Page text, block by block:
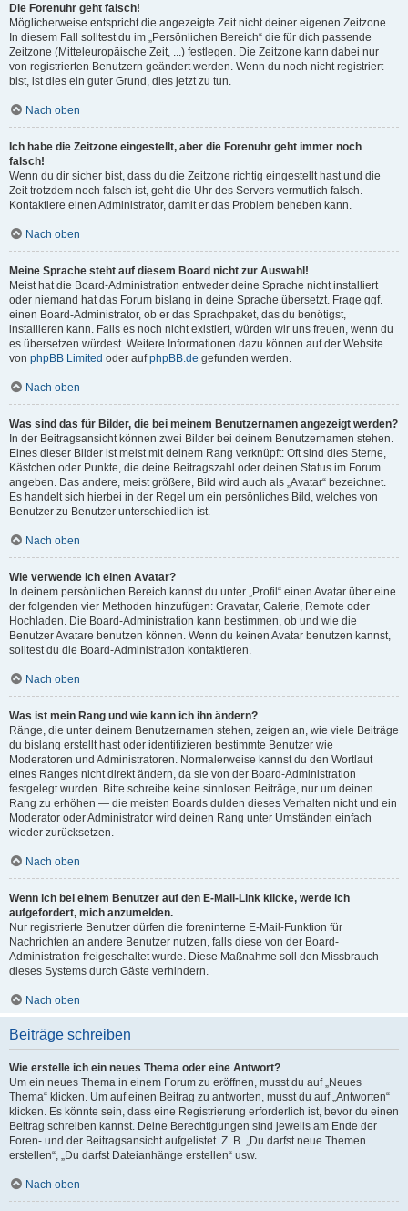
Die Forenuhr geht falsch!
Möglicherweise entspricht die angezeigte Zeit nicht deiner eigenen Zeitzone.
In diesem Fall solltest du im „Persönlichen Bereich“ die für dich passende
Zeitzone (Mitteleuropäische Zeit, ...) festlegen. Die Zeitzone kann dabei nur
von registrierten Benutzern geändert werden. Wenn du noch nicht registriert
bist, ist dies ein guter Grund, dies jetzt zu tun.
Nach oben
Ich habe die Zeitzone eingestellt, aber die Forenuhr geht immer noch
falsch!
Wenn du dir sicher bist, dass du die Zeitzone richtig eingestellt hast und die
Zeit trotzdem noch falsch ist, geht die Uhr des Servers vermutlich falsch.
Kontaktiere einen Administrator, damit er das Problem beheben kann.
Nach oben
Meine Sprache steht auf diesem Board nicht zur Auswahl!
Meist hat die Board-Administration entweder deine Sprache nicht installiert
oder niemand hat das Forum bislang in deine Sprache übersetzt. Frage ggf.
einen Board-Administrator, ob er das Sprachpaket, das du benötigst,
installieren kann. Falls es noch nicht existiert, würden wir uns freuen, wenn du
es übersetzen würdest. Weitere Informationen dazu können auf der Website
von phpBB Limited oder aufphpBB.de gefunden werden.
Nach oben
Was sind das für Bilder, die bei meinem Benutzernamen angezeigt werden?
In der Beitragsansicht können zwei Bilder bei deinem Benutzernamen stehen.
Eines dieser Bilder ist meist mit deinem Rang verknüpft: Oft sind dies Sterne,
Kästchen oder Punkte, die deine Beitragszahl oder deinen Status im Forum
angeben. Das andere, meist größere, Bild wird auch als „Avatar“ bezeichnet.
Es handelt sich hierbei in der Regel um ein persönliches Bild, welches von
Benutzer zu Benutzer unterschiedlich ist.
Nach oben
Wie verwende ich einen Avatar?
In deinem persönlichen Bereich kannst du unter „Profil“ einen Avatar über eine
der folgenden vier Methoden hinzufügen: Gravatar, Galerie, Remote oder
Hochladen. Die Board-Administration kann bestimmen, ob und wie die
Benutzer Avatare benutzen können. Wenn du keinen Avatar benutzen kannst,
solltest du die Board-Administration kontaktieren.
Nach oben
Was ist mein Rang und wie kann ich ihn ändern?
Ränge, die unter deinem Benutzernamen stehen, zeigen an, wie viele Beiträge
du bislang erstellt hast oder identifizieren bestimmte Benutzer wie
Moderatoren und Administratoren. Normalerweise kannst du den Wortlaut
eines Ranges nicht direkt ändern, da sie von der Board-Administration
festgelegt wurden. Bitte schreibe keine sinnlosen Beiträge, nur um deinen
Rang zu erhöhen — die meisten Boards dulden dieses Verhalten nicht und ein
Moderator oder Administrator wird deinen Rang unter Umständen einfach
wieder zurücksetzen.
Nach oben
Wenn ich bei einem Benutzer auf den E-Mail-Link klicke, werde ich
aufgefordert, mich anzumelden.
Nur registrierte Benutzer dürfen die foreninterne E-Mail-Funktion für
Nachrichten an andere Benutzer nutzen, falls diese von der Board-
Administration freigeschaltet wurde. Diese Maßnahme soll den Missbrauch
dieses Systems durch Gäste verhindern.
Nach oben
Beiträge schreiben
Wie erstelle ich ein neues Thema oder eine Antwort?
Um ein neues Thema in einem Forum zu eröffnen, musst du auf „Neues
Thema“ klicken. Um auf einen Beitrag zu antworten, musst du auf „Antworten“
klicken. Es könnte sein, dass eine Registrierung erforderlich ist, bevor du einen
Beitrag schreiben kannst. Deine Berechtigungen sind jeweils am Ende der
Foren- und der Beitragsansicht aufgelistet. Z. B. „Du darfst neue Themen
erstellen“, „Du darfst Dateianhänge erstellen“ usw.
Nach oben